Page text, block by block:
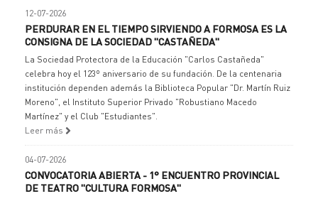
12-07-2026
PERDURAR EN EL TIEMPO SIRVIENDO A FORMOSA ES LA
CONSIGNA DE LA SOCIEDAD "CASTAÑEDA"
La Sociedad Protectora de la Educación "Carlos Castañeda"
celebra hoy el 123º aniversario de su fundación. De la centenaria
institución dependen además la Biblioteca Popular "Dr. Martín Ruiz
Moreno", el Instituto Superior Privado "Robustiano Macedo
Martínez" y el Club "Estudiantes".
Leer más
04-07-2026
CONVOCATORIA ABIERTA - 1° ENCUENTRO PROVINCIAL
DE TEATRO "CULTURA FORMOSA"